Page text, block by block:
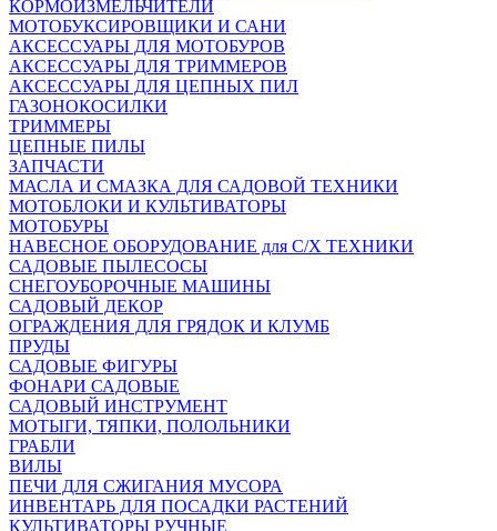
КОРМОИЗМЕЛЬЧИТЕЛИ
МОТОБУКСИРОВЩИКИ И САНИ
АКСЕССУАРЫ ДЛЯ МОТОБУРОВ
АКСЕССУАРЫ ДЛЯ ТРИММЕРОВ
АКСЕССУАРЫ ДЛЯ ЦЕПНЫХ ПИЛ
ГАЗОНОКОСИЛКИ
ТРИММЕРЫ
ЦЕПНЫЕ ПИЛЫ
ЗАПЧАСТИ
МАСЛА И СМАЗКА ДЛЯ САДОВОЙ ТЕХНИКИ
МОТОБЛОКИ И КУЛЬТИВАТОРЫ
МОТОБУРЫ
НАВЕСНОЕ ОБОРУДОВАНИЕ для С/Х ТЕХНИКИ
САДОВЫЕ ПЫЛЕСОСЫ
СНЕГОУБОРОЧНЫЕ МАШИНЫ
САДОВЫЙ ДЕКОР
ОГРАЖДЕНИЯ ДЛЯ ГРЯДОК И КЛУМБ
ПРУДЫ
САДОВЫЕ ФИГУРЫ
ФОНАРИ САДОВЫЕ
САДОВЫЙ ИНСТРУМЕНТ
МОТЫГИ, ТЯПКИ, ПОЛОЛЬНИКИ
ГРАБЛИ
ВИЛЫ
ПЕЧИ ДЛЯ СЖИГАНИЯ МУСОРА
ИНВЕНТАРЬ ДЛЯ ПОСАДКИ РАСТЕНИЙ
КУЛЬТИВАТОРЫ РУЧНЫЕ